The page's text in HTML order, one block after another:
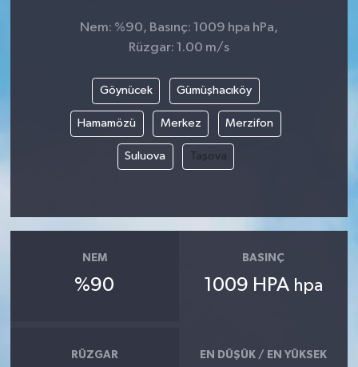
Nem: %90, Basınç: 1009 hpa hPa,
Rüzgar: 1.00 m/s
Göynücek Gümüşhacıköy
Hamamözü Merkez Merzifon
Suluova Taşova
NEM
%90
BASINÇ
1009 HPA hpa
RÜZGAR EN DÜŞÜK / EN YÜKSEK